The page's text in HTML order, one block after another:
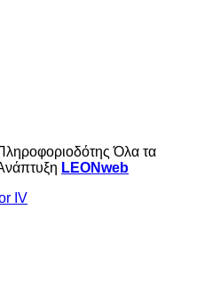
Όλα τα
LEONweb
IV